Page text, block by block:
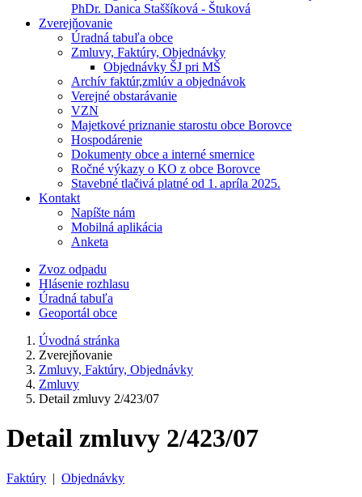
PhDr. Danica Staššíková - Štuková
Zverejňovanie
Úradná tabuľa obce
Zmluvy, Faktúry, Objednávky
Objednávky ŠJ pri MŠ
Archív faktúr,zmlúv a objednávok
Verejné obstarávanie
VZN
Majetkové priznanie starostu obce Borovce
Hospodárenie
Dokumenty obce a interné smernice
Ročné výkazy o KO z obce Borovce
Stavebné tlačivá platné od 1. apríla 2025.
Kontakt
Napíšte nám
Mobilná aplikácia
Anketa
Zvoz odpadu
Hlásenie rozhlasu
Úradná tabuľa
Geoportál obce
Úvodná stránka
Zverejňovanie
Zmluvy, Faktúry, Objednávky
Zmluvy
Detail zmluvy 2/423/07
Detail zmluvy 2/423/07
Faktúry | Objednávky